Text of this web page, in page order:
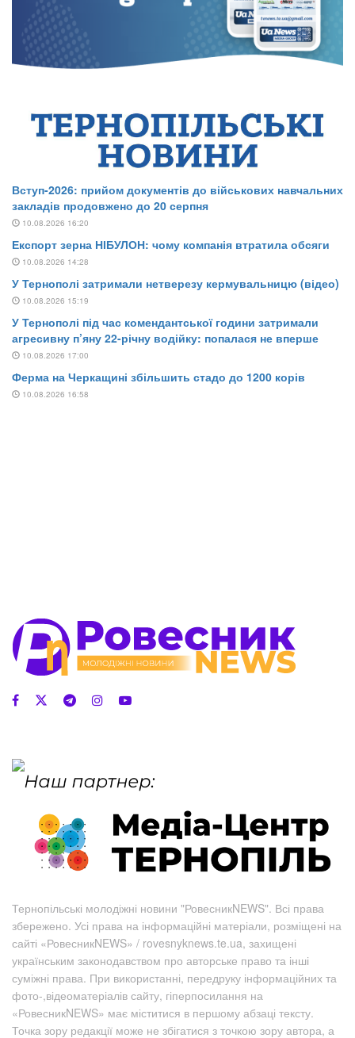
Тернопільські молодіжні новини "РовесникNEWS". Всі права
збережено. Усі права на інформаційні матеріали, розміщені на
сайті «РовесникNEWS» / rovesnyknews.te.ua, захищені
українським законодавством про авторське право та інші
суміжні права. При використанні, передруку інформаційних та
фото-,відеоматеріалів сайту, гіперпосилання на
«РовесникNEWS» має міститися в першому абзаці тексту.
Точка зору редакції може не збігатися з точкою зору автора, а